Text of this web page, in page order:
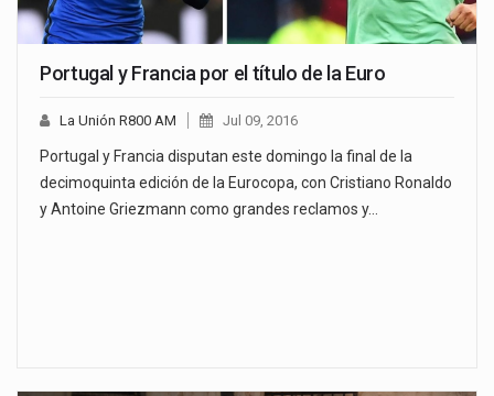
Portugal y Francia por el título de la Euro
La Unión R800 AM Jul 09, 2016
Portugal y Francia disputan este domingo la final de la
decimoquinta edición de la Eurocopa, con Cristiano Ronaldo
y Antoine Griezmann como grandes reclamos y…